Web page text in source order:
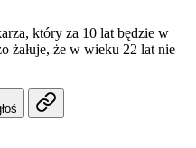
który za 10 lat będzie w
żałuje, że w wieku 22 lat nie